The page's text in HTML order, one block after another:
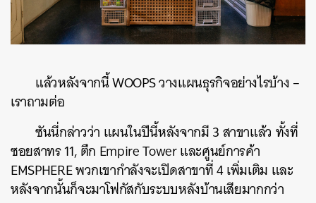
แล้วหลังจากนี้ WOOPS วางแผนธุรกิจอย่างไรบ้าง –
เราถามต่อ
ซันนี่กล่าวว่า แผนในปีนี้หลังจากมี 3 สาขาแล้ว ทั้งที่
ซอยสาทร 11, ตึก Empire Tower และศูนย์การค้า
EMSPHERE พวกเขากำลังจะเปิดสาขาที่ 4 เพิ่มเติม และ
หลังจากนั้นก็จะมาโฟกัสกับระบบหลังบ้านเสียมากกว่า